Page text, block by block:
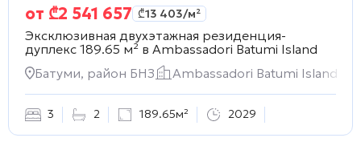
от ₾2 541 657 ₾13 403/м²
Эксклюзивная двухэтажная резиденция-
дуплекс 189.65 м² в Ambassadori Batumi Island
Батуми, район БНЗ
Ambassadori Batumi Island
3 2 189.65м² 2029